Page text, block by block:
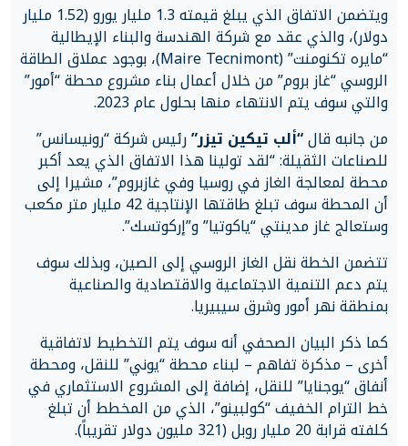
ويتضمن الاتفاق الذي يبلغ قيمته 1.3 مليار يورو (1.52 مليار
دولار)، والذي عقد مع شركة الهندسة والبناء الإيطالية
“مايره تكنومنت” (Maire Tecnimont)، بوجود عملاق الطاقة
الروسي “غاز بروم” من خلال أعمال بناء مشروع محطة “أمور”
والتي سوف يتم الانتهاء منها بحلول عام 2023.
من جانبه قال“ألب تيكين تيزر”رئيس شركة “رونيسانس”
للصناعات الثقيلة: “لقد تولينا هذا الاتفاق الذي يعد أكبر
محطة لمعالجة الغاز في روسيا وفي غازبروم”، مشيرا إلى
أن المحطة سوف تبلغ طاقتها الإنتاجية 42 مليار متر مكعب
وستعالج غاز مدينتي “ياكوتيا” و”إركوتسك”.
تتضمن الخطة نقل الغاز الروسي إلى الصين، وبذلك سوف
يتم دعم التنمية الاجتماعية والاقتصادية والصناعية
بمنطقة نهر أمور وشرق سيبيريا.
كما ذكر البيان الصحفي أنه سوف يتم التخطيط لاتفاقية
أخرى – مذكرة تفاهم – لبناء محطة “يوني” للنقل، ومحطة
أنفاق “يوجنايا” للنقل، إضافة إلى المشروع الاستثماري في
خط الترام الخفيف “كولبينو”، الذي من المخطط أن تبلغ
كلفته قرابة 20 مليار روبل (321 مليون دولار تقريباً).